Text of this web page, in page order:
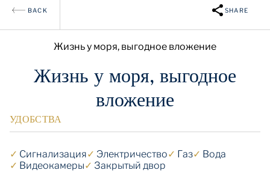
BACK SHARE
Жизнь у моря, выгодное вложение
Жизнь у моря, выгодное
вложение
УДОБСТВА
✓ Cигнализация✓ Электричество✓ Газ✓ Вода
✓ Видеокамеры✓ Закрытый двор